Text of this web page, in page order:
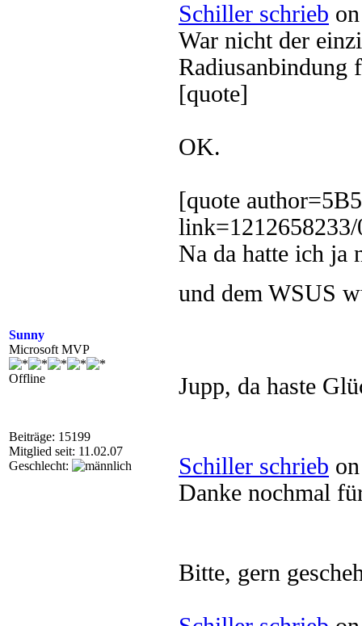
Sunny
Microsoft MVP
Offline
Beiträge: 15199
Mitglied seit: 11.02.07
Geschlecht:
Schiller schrieb
War nicht der
Radiusanbindung
[quote]
OK.
[quote
Na da hatte ich ja
und dem WSUS
Jupp, da haste
Schiller schrieb
Danke nochmal
Bitte, gern